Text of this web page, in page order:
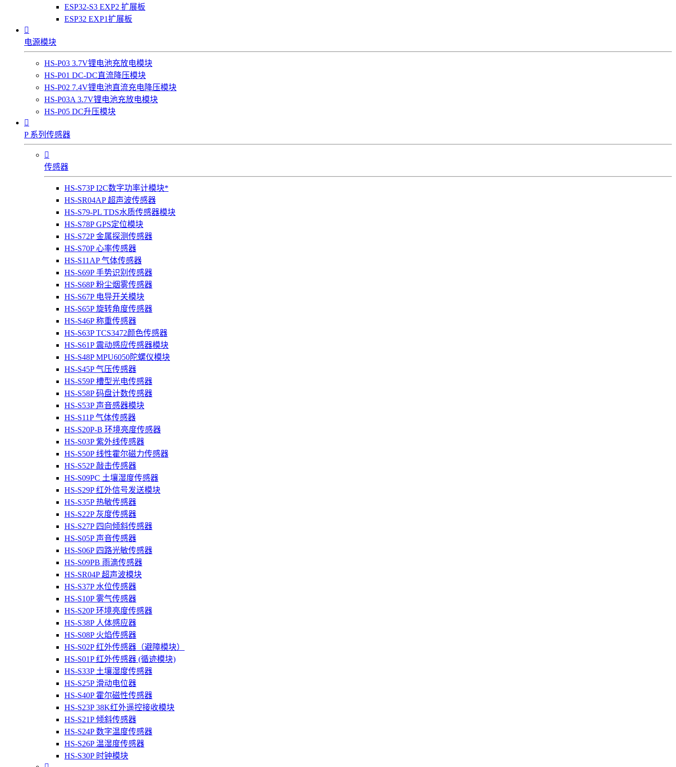
ESP32-S3 EXP2 扩展板
ESP32 EXP1扩展板

电源模块
HS-P03 3.7V锂电池充放电模块
HS-P01 DC-DC直流降压模块
HS-P02 7.4V锂电池直流充电降压模块
HS-P03A 3.7V锂电池充放电模块
HS-P05 DC升压模块

P 系列传感器

传感器
HS-S73P I2C数字功率计模块*
HS-SR04AP 超声波传感器
HS-S79-PL TDS水质传感器模块
HS-S78P GPS定位模块
HS-S72P 金属探测传感器
HS-S70P 心率传感器
HS-S11AP 气体传感器
HS-S69P 手势识别传感器
HS-S68P 粉尘烟雾传感器
HS-S67P 电导开关模块
HS-S65P 旋转角度传感器
HS-S46P 称重传感器
HS-S63P TCS3472颜色传感器
HS-S61P 震动感应传感器模块
HS-S48P MPU6050陀螺仪模块
HS-S45P 气压传感器
HS-S59P 槽型光电传感器
HS-S58P 码盘计数传感器
HS-S53P 声音感器模块
HS-S11P 气体传感器
HS-S20P-B 环境亮度传感器
HS-S03P 紫外线传感器
HS-S50P 线性霍尔磁力传感器
HS-S52P 敲击传感器
HS-S09PC 土壤湿度传感器
HS-S29P 红外信号发送模块
HS-S35P 热敏传感器
HS-S22P 灰度传感器
HS-S27P 四向倾斜传感器
HS-S05P 声音传感器
HS-S06P 四路光敏传感器
HS-S09PB 雨滴传感器
HS-SR04P 超声波模块
HS-S37P 水位传感器
HS-S10P 雾气传感器
HS-S20P 环境亮度传感器
HS-S38P 人体感应器
HS-S08P 火焰传感器
HS-S02P 红外传感器（避障模块）
HS-S01P 红外传感器 (循迹模块)
HS-S33P 土壤湿度传感器
HS-S25P 滑动电位器
HS-S40P 霍尔磁性传感器
HS-S23P 38K红外遥控接收模块
HS-S21P 倾斜传感器
HS-S24P 数字温度传感器
HS-S26P 温湿度传感器
HS-S30P 时钟模块